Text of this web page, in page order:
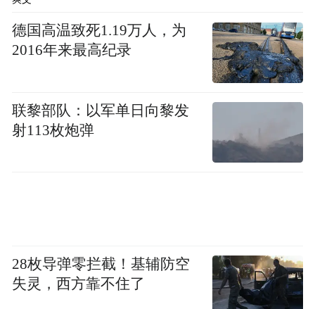
德国高温致死1.19万人，为
2016年来最高纪录
联黎部队：以军单日向黎发
射113枚炮弹
28枚导弹零拦截！基辅防空
失灵，西方靠不住了